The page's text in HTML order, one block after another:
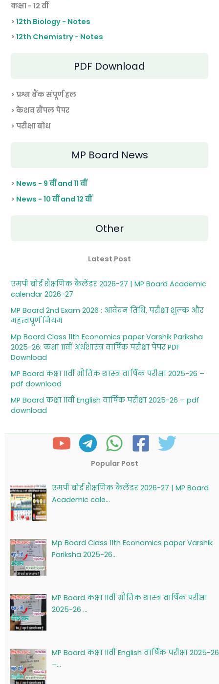
कक्षा - 12 वीं
>12th Biology - Notes
>12th Chemistry - Notes
PDF Download
> प्रश्न बैंक संपूर्ण हल
> केशव सैंपल पेपर
> परीक्षा बोध
MP Board News
> News - 9 वीं and 11 वीं
> News - 10 वीं and 12 वीं
Other
Latest Post
एमपी बोर्ड शैक्षणिक कैलेंडर 2026-27 | MP Board Academic
calendar 2026-27
MP Board 2nd Exam 2026 : आवेदन तिथि, परीक्षा शुल्‍क और
महत्‍वपूर्ण नियम
Mp Board Class 11th Economics paper Varshik Pariksha
2025-26: कक्षा 11वीं अर्थशास्‍त्र वार्षिक परीक्षा पेपर PDF
Download
MP Board कक्षा 11वीं भौतिक शास्‍त्र वार्षिक परीक्षा 2025-26 –
pdf download
MP Board कक्षा 11वीं English वार्षिक परीक्षा 2025-26 – pdf
download
Popular Post
एमपी बोर्ड शैक्षणिक कैलेंडर 2026-27 | MP Board
Academic cale…
Mp Board Class 11th Economics paper Varshik
Pariksha 2025-26…
MP Board कक्षा 11वीं भौतिक शास्‍त्र वार्षिक परीक्षा
2025-26 …
MP Board कक्षा 11वीं English वार्षिक परीक्षा 2025-26
–…